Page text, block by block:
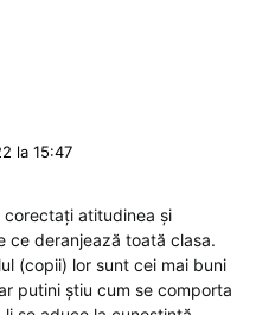
la 15:47
corectați atitudinea și
ce deranjează toată clasa.
(copii) lor sunt cei mai buni
putini știu cum se comporta